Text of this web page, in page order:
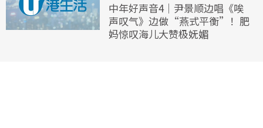
中年好声音4｜尹景顺边唱《唉
声叹气》边做“燕式平衡”！肥
妈惊叹海儿大赞极妩媚